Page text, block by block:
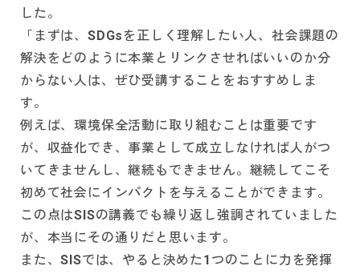
した。
「まずは、SDGsを正しく理解したい人、社会課題の
解決をどのように本業とリンクさせればいいのか分
からない人は、ぜひ受講することをおすすめしま
す。
例えば、環境保全活動に取り組むことは重要です
が、収益化でき、事業として成立しなければ人がつ
いてきませんし、継続もできません。継続してこそ
初めて社会にインパクトを与えることができます。
この点はSISの講義でも繰り返し強調されていました
が、本当にその通りだと思います。
また、SISでは、やると決めた1つのことに力を発揮